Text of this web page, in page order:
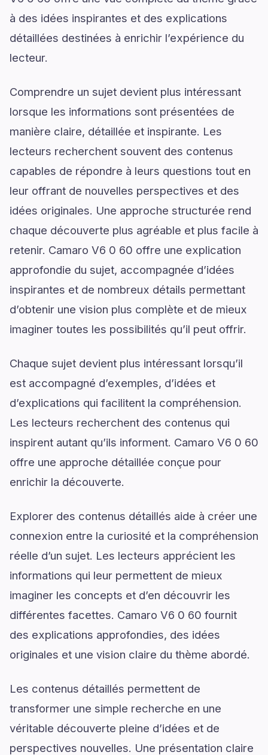
à des idées inspirantes et des explications
détaillées destinées à enrichir l’expérience du
lecteur.
Comprendre un sujet devient plus intéressant
lorsque les informations sont présentées de
manière claire, détaillée et inspirante. Les
lecteurs recherchent souvent des contenus
capables de répondre à leurs questions tout en
leur offrant de nouvelles perspectives et des
idées originales. Une approche structurée rend
chaque découverte plus agréable et plus facile à
retenir. Camaro V6 0 60 offre une explication
approfondie du sujet, accompagnée d’idées
inspirantes et de nombreux détails permettant
d’obtenir une vision plus complète et de mieux
imaginer toutes les possibilités qu’il peut offrir.
Chaque sujet devient plus intéressant lorsqu’il
est accompagné d’exemples, d’idées et
d’explications qui facilitent la compréhension.
Les lecteurs recherchent des contenus qui
inspirent autant qu’ils informent. Camaro V6 0 60
offre une approche détaillée conçue pour
enrichir la découverte.
Explorer des contenus détaillés aide à créer une
connexion entre la curiosité et la compréhension
réelle d’un sujet. Les lecteurs apprécient les
informations qui leur permettent de mieux
imaginer les concepts et d’en découvrir les
différentes facettes. Camaro V6 0 60 fournit
des explications approfondies, des idées
originales et une vision claire du thème abordé.
Les contenus détaillés permettent de
transformer une simple recherche en une
véritable découverte pleine d’idées et de
perspectives nouvelles. Une présentation claire